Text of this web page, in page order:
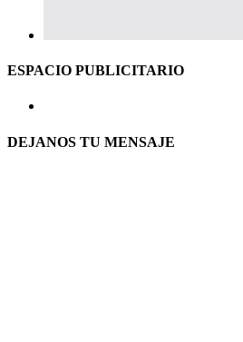
ESPACIO PUBLICITARIO
DEJANOS TU MENSAJE